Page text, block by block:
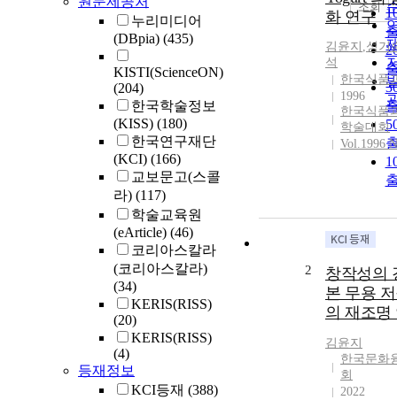
누리미디어
(DBpia) (435)
KISTI(ScienceON)
(204)
한국학술정보
(KISS) (180)
한국연구재단
(KCI) (166)
교보문고(스콜
라) (117)
학술교육원
(eArticle) (46)
코리아스칼라
(코리아스칼라)
(34)
KERIS(RISS)
(20)
KERIS(RISS)
(4)
등재정보
KCI등재 (388)
조회
화 연구
김윤지 ,성기
석
한국식품
1996
한국식품
학술대회
Vol.1996
2
창작성의
본 무용
의 재조명
김윤지
한국문화
회
2022